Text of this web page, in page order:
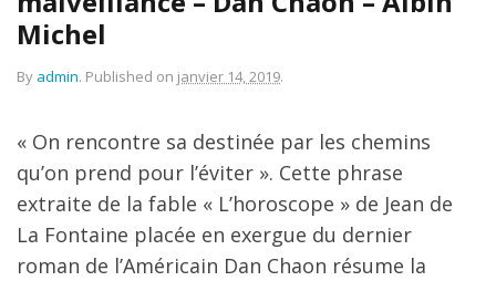
Michel
By admin. Published on janvier 14, 2019.
« On rencontre sa destinée par les chemins
qu’on prend pour l’éviter ». Cette phrase
extraite de la fable « L’horoscope » de Jean de
La Fontaine placée en exergue du dernier
roman de l’Américain Dan Chaon résume la